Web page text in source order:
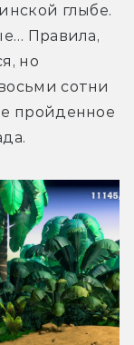
глыбе.
Правила,
но
сотни
пройденное